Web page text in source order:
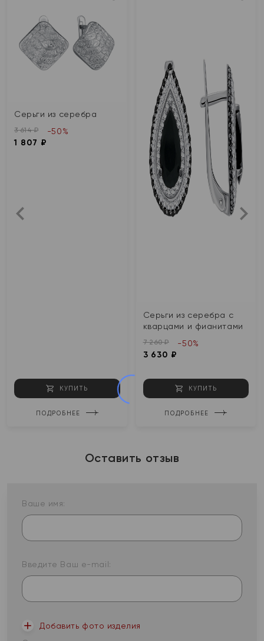
Серьги из серебра
3 614 ₽
1 807 ₽
-50%
КУПИТЬ
ПОДРОБНЕЕ
Серьги из серебра с
кварцами и фианитами
7 260 ₽
3 630 ₽
-50%
КУПИТЬ
ПОДРОБНЕЕ
Оставить отзыв
Ваше имя:
Введите Ваш e-mail:
Добавить фото изделия